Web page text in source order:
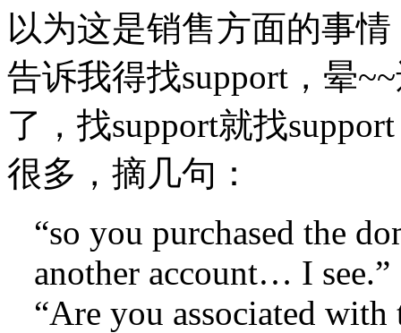
以为这是销售方面的事情
告诉我得找support，晕
了，找support就找
很多，摘几句：
“so you purchased the
another account… I see.”
“Are you associated